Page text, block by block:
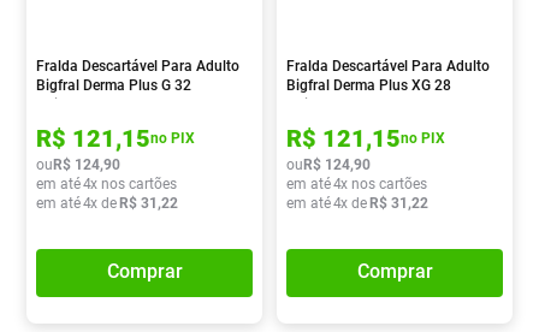
Fralda Descartável Para Adulto
Bigfral Derma Plus G 32
Unidades
R$ 121,15no PIX
ouR$ 124,90
em até4x nos cartões
em até4x deR$ 31 ,22
Comprar
Fralda Descartável Para Adulto
Bigfral Derma Plus XG 28
Unidades
R$ 121,15no PIX
ouR$ 124,90
em até4x nos cartões
em até4x deR$ 31 ,22
Comprar
10º Soro Fisiológico